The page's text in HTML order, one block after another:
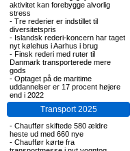
aktivitet kan forebygge alvorlig
stress
- Tre rederier er indstillet til
diversitetspris
- Islandsk rederi-koncern har taget
nyt kølehus i Aarhus i brug
- Finsk rederi med ruter til
Danmark transporterede mere
gods
- Optaget på de maritime
uddannelser er 17 procent højere
end i 2022
Transport 2025
- Chauffør skiftede 580 ældre
heste ud med 660 nye
- Chauffør kørte fra